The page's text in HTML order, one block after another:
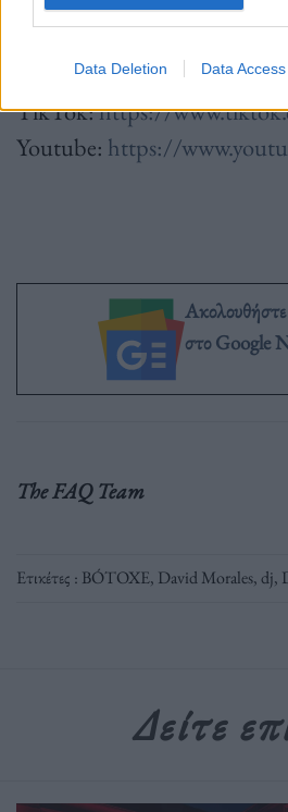
Data Deletion Data Access
Facebook:https://
TikTok:https://
Youtube: https://
στο Google
The FAQ Team
Ετικέτες : BÓTOXE, David Morales,dj,
Δείτε